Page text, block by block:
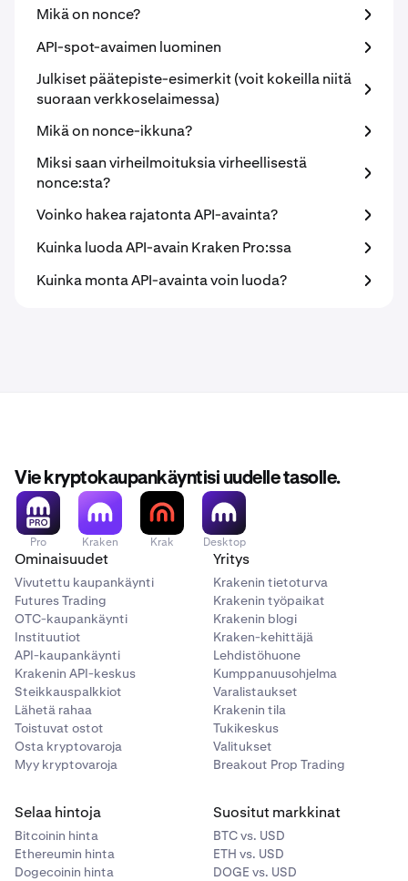
Mikä on nonce?
API-spot-avaimen luominen
Julkiset päätepiste-esimerkit (voit kokeilla niitä
suoraan verkkoselaimessa)
Mikä on nonce-ikkuna?
Miksi saan virheilmoituksia virheellisestä
nonce:sta?
Voinko hakea rajatonta API-avainta?
Kuinka luoda API-avain Kraken Pro:ssa
Kuinka monta API-avainta voin luoda?
Vie kryptokaupankäyntisi uudelle tasolle.
Pro Kraken Krak Desktop
Ominaisuudet
Vivutettu kaupankäynti
Futures Trading
OTC-kaupankäynti
Instituutiot
API-kaupankäynti
Krakenin API-keskus
Steikkauspalkkiot
Lähetä rahaa
Toistuvat ostot
Osta kryptovaroja
Myy kryptovaroja
Yritys
Krakenin tietoturva
Krakenin työpaikat
Krakenin blogi
Kraken-kehittäjä
Lehdistöhuone
Kumppanuusohjelma
Varalistaukset
Krakenin tila
Tukikeskus
Valitukset
Breakout Prop Trading
Selaa hintoja
Bitcoinin hinta
Ethereumin hinta
Dogecoinin hinta
Suositut markkinat
BTC vs. USD
ETH vs. USD
DOGE vs. USD